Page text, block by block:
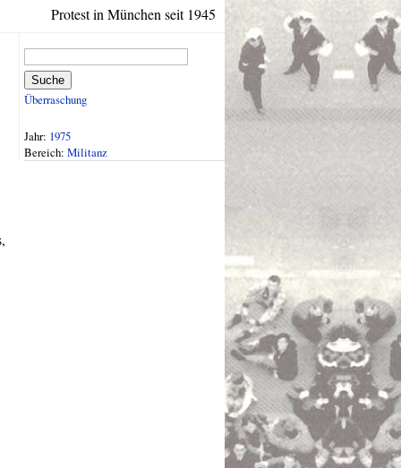
Protest in München seit 1945
Suche
Überraschung
Jahr: 1975
Bereich: Militanz